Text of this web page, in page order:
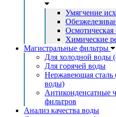
Умягчение
Осмотическая
Химические
Магистральные фильтры
Для холодной воды
Для горячей воды
Нержавеющая сталь
воды)
Антиконденсатные
фильтров
Анализ качества воды